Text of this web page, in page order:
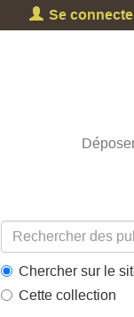
Se
Chercher sur le
Cette collection